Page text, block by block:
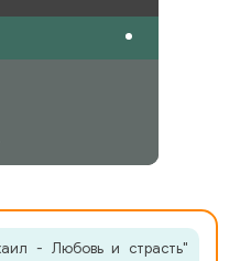
- Любовь и страсть"